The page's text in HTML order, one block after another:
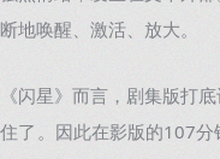
地唤醒、激活、放大。
星》而言，剧集版打底
了。因此在影版的107